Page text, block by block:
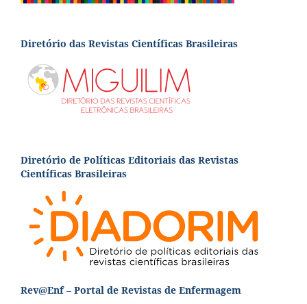
Diretório das Revistas Científicas Brasileiras
Diretório de Políticas Editoriais das Revistas
Científicas Brasileiras
Rev@Enf – Portal de Revistas de Enfermagem